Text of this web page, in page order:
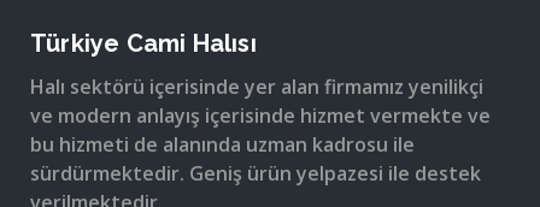
Türkiye Cami Halısı
Halı sektörü içerisinde yer alan firmamız yenilikçi
ve modern anlayış içerisinde hizmet vermekte ve
bu hizmeti de alanında uzman kadrosu ile
sürdürmektedir. Geniş ürün yelpazesi ile destek